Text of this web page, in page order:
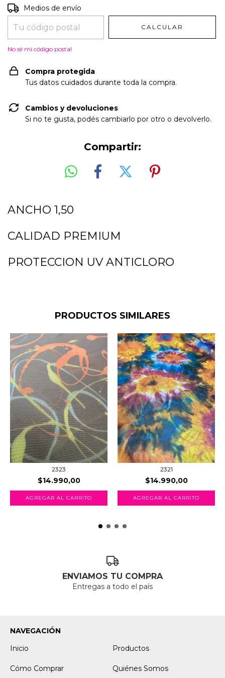
Entregas para el CP:
Medios de envío
CALCULAR
No sé mi código postal
Compra protegida
Tus datos cuidados durante toda la compra.
Cambios y devoluciones
Si no te gusta, podés cambiarlo por otro o devolverlo.
Compartir:
ANCHO 1,50
CALIDAD PREMIUM
PROTECCION UV ANTICLORO
PRODUCTOS SIMILARES
2323
$14.990,00
AGREGAR AL CARRITO
2321
$14.990,00
AGREGAR AL CARRITO
ENVIAMOS TU COMPRA
Entregas a todo el país
NAVEGACIÓN
Inicio
Productos
Cómo Comprar Quiénes Somos